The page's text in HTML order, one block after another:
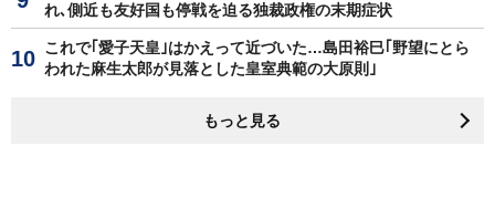
れ､側近も友好国も停戦を迫る独裁政権の末期症状
これで｢愛子天皇｣はかえって近づいた…島田裕巳｢野望にとら
われた麻生太郎が見落とした皇室典範の大原則｣
もっと見る